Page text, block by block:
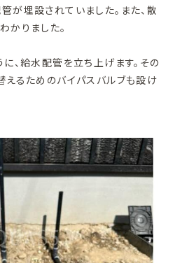
が埋設されていました。また、散
かりました。
、給水配管を立ち上げます。その
えるためのバイパスバルブも設け